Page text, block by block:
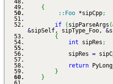
{
:: Foo *sipCpp;
if
( sipParseArgs (
&sipSelf, sipType_Foo, &
{
int sipRes ;
sipRes =
return
}
}